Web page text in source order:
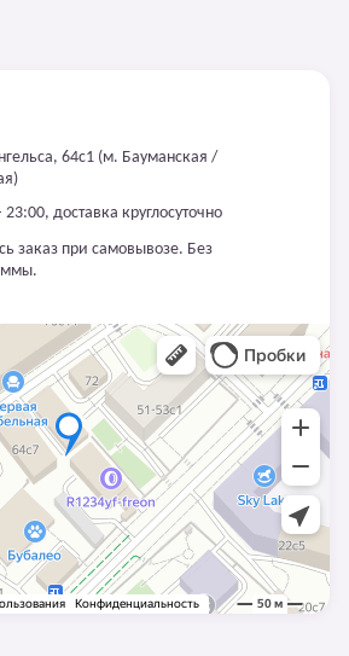
64с1 (м. Бауманская /
доставка круглосуточно
заказ при самовывозе. Без